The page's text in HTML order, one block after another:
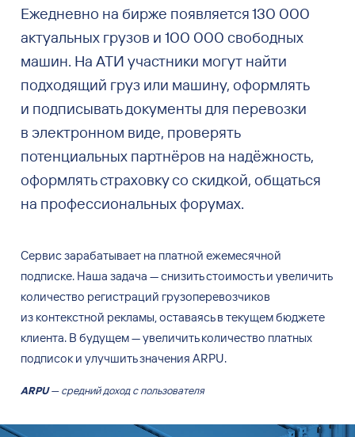
Ежедневно на бирже появляется 130 000
актуальных грузов и 100 000 свободных
машин. На АТИ участники могут найти
подходящий груз или машину, оформлять
и подписывать документы для перевозки
в электронном виде, проверять
потенциальных партнёров на надёжность,
оформлять страховку со скидкой, общаться
на профессиональных форумах.
Сервис зарабатывает на платной ежемесячной
подписке. Наша задача — снизить стоимость и увеличить
количество регистраций грузоперевозчиков
из контекстной рекламы, оставаясь в текущем бюджете
клиента. В будущем — увеличить количество платных
подписок и улучшить значения ARPU.
ARPU— средний доход с пользователя